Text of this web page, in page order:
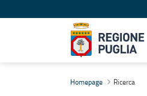
Homepage Ricerca